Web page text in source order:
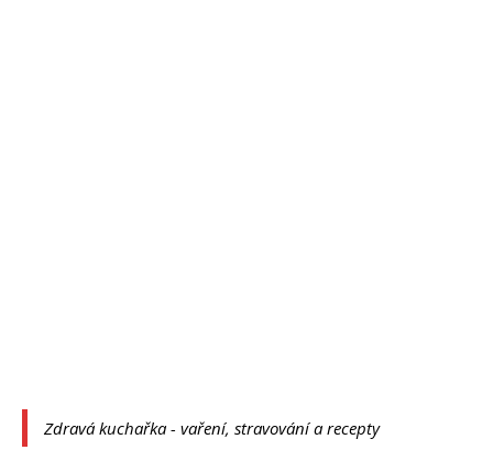
Zdravá kuchařka - vaření, stravování a recepty